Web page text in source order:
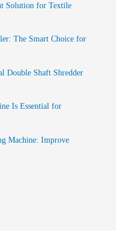
Solution for Textile
The Smart Choice for
Double Shaft Shredder
Is Essential for
Machine: Improve